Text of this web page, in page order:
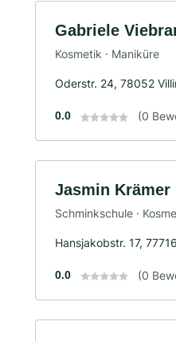
Gabriele
Kosmetik · Maniküre
Oderstr. 24, 78052
0.0 (0
Jasmin Krämer
Schminkschule ·
Hansjakobstr. 17,
0.0 (0